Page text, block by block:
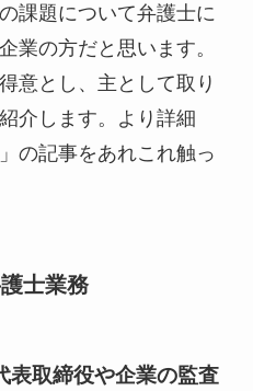
課題について弁護士に
業の方だと思います。
意とし、主として取り
介します。より詳細
の記事をあれこれ触っ
士業務
表取締役や企業の監査